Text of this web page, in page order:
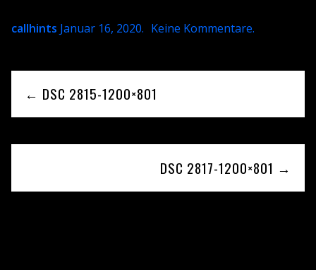
callhints Januar 16, 2020. Keine Kommentare.
← DSC 2815-1200×801
DSC 2817-1200×801 →